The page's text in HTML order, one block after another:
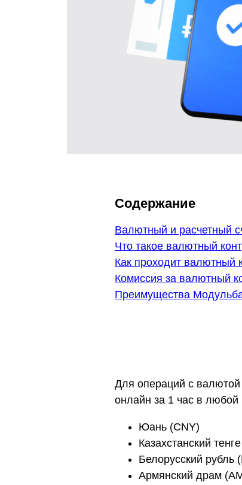
Содержание
Валютный и расчетный
Что такое валютный
Как проходит валютный
Комиссия за валютный
Преимущества
Для операций с
онлайн за 1 час в любой
Юань (CNY)
Казахстанский
Белорусский рубль
Армянский драм